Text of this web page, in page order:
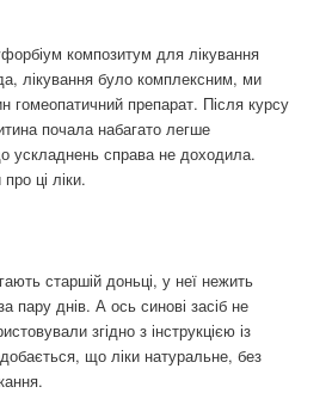
композитум для лікування
лікування було комплексним, ми
гомеопатичний препарат. Після курсу
почала набагато легше
ускладнень справа не доходила.
ці ліки.
старшій доньці, у неї нежить
пару днів. А ось синові засіб не
згідно з інструкцією із
що ліки натуральне, без